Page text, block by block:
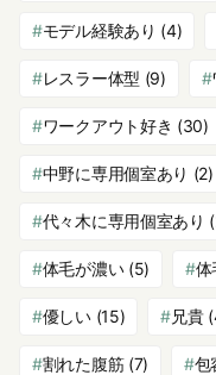
モデル経験あり (4)
レスラー体型 (9)
ワークアウト好き (30)
中野に専用個室あり (2)
代々木に専用個室あり
体毛が濃い(5) 体
優しい(15) 兄貴
割れた腹筋(7) 包